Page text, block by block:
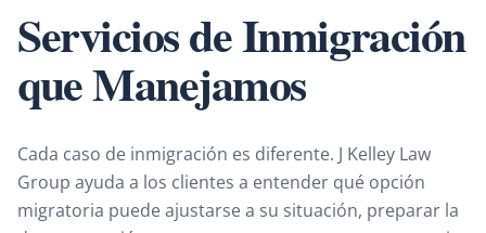
Servicios de Inmigración
que Manejamos
Cada caso de inmigración es diferente. J Kelley Law
Group ayuda a los clientes a entender qué opción
migratoria puede ajustarse a su situación, preparar la